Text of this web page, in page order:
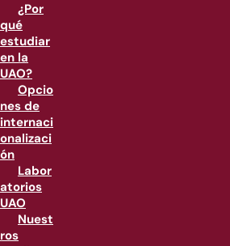
¿Por
qué
estudiar
en la
UAO?
Opcio
nes de
internaci
onalizaci
ón
Labor
atorios
UAO
Nuest
ros